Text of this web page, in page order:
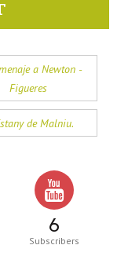
6
Subscribers